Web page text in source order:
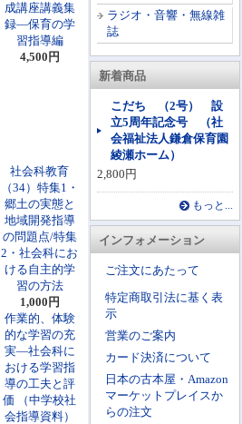
ラジオ・音響・無線雑
誌
新着商品
こだち （2号） 設
立5周年記念号 （社
会福祉法人鎌倉保育園
綾瀬ホーム）
2,800円
もっと...
インフォメーション
ご注文にあたって
特定商取引法に基く表
示
営業のご案内
カード決済について
日本の古本屋・Amazon
マーケットプレイスか
らの注文
成講座講義集
録―保育の学
習指導編
4,500円
社会科教育
（34）特集1・
郷土の実態と
地域開発指導
の問題点/特集
2・社会科にお
ける自主的学
習の方法
1,000円
作業的、体験
的な学習の充
実―社会科に
おける学習指
導の工夫と評
価 （中学校社
会指導資料）